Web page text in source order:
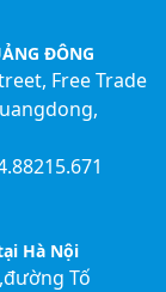
ĐÔNG
Free Trade
Hà Nội
Tố